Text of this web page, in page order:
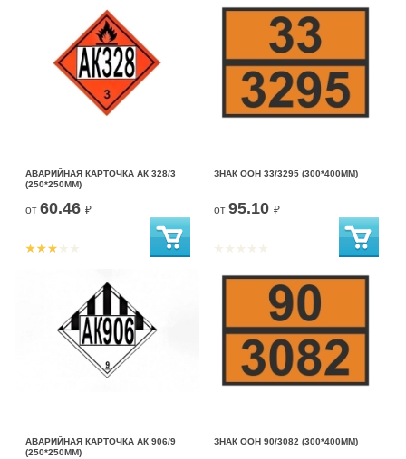
АВАРИЙНАЯ КАРТОЧКА АК 328/3
(250*250ММ)
от 60.46 ₽
ЗНАК ООН 33/3295 (300*400ММ)
от 95.10 ₽
АВАРИЙНАЯ КАРТОЧКА АК 906/9
(250*250ММ)
ЗНАК ООН 90/3082 (300*400ММ)